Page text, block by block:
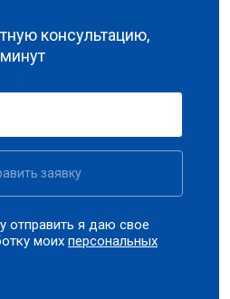
консультацию,
заявку
отправить я даю свое
моихперсональных